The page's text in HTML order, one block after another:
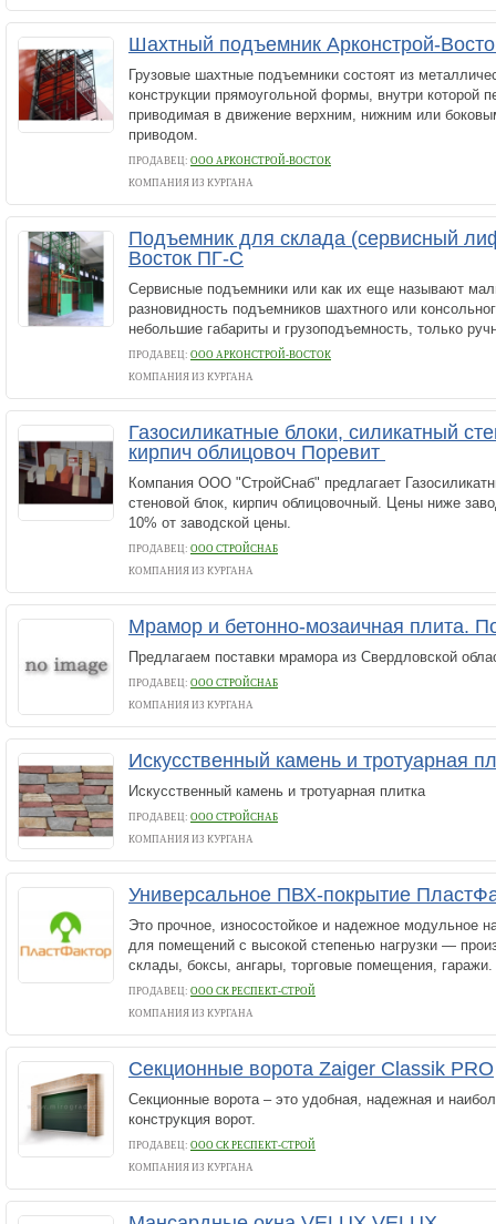
Шахтный подъемник Арконстрой-
Грузовые шахтные подъемники состоят из
конструкции прямоугольной формы, внутри которой
приводимая в движение верхним, нижним или
приводом.
ПРОДАВЕЦ: ООО АРКОНСТРОЙ-ВОСТОК
КОМПАНИЯ ИЗ КУРГАНА
Подъемник для склада (сервисный
Восток ПГ-С
Сервисные подъемники или как их еще называют
разновидность подъемников шахтного или
небольшие габариты и грузоподъемность, только
ПРОДАВЕЦ: ООО АРКОНСТРОЙ-ВОСТОК
КОМПАНИЯ ИЗ КУРГАНА
Газосиликатные блоки, силикатный
кирпич облицовоч Поревит
Компания ООО "СтройСнаб" предлагает
стеновой блок, кирпич облицовочный. Цены ниже
10% от заводской цены.
ПРОДАВЕЦ: ООО СТРОЙСНАБ
КОМПАНИЯ ИЗ КУРГАНА
Мрамор и бетонно-мозаичная плита.
Предлагаем поставки мрамора из Свердловской
ПРОДАВЕЦ: ООО СТРОЙСНАБ
КОМПАНИЯ ИЗ КУРГАНА
Искусственный камень и тротуарная
Искусственный камень и тротуарная плитка
ПРОДАВЕЦ: ООО СТРОЙСНАБ
КОМПАНИЯ ИЗ КУРГАНА
Универсальное ПВХ-покрытие
Это прочное, износостойкое и надежное модульное
для помещений с высокой степенью нагрузки —
склады, боксы, ангары, торговые помещения, гаражи.
ПРОДАВЕЦ: ООО CК РЕСПЕКТ-СТРОЙ
КОМПАНИЯ ИЗ КУРГАНА
Секционные ворота Zaiger Classik PRO
Секционные ворота – это удобная, надежная и
конструкция ворот.
ПРОДАВЕЦ: ООО CК РЕСПЕКТ-СТРОЙ
КОМПАНИЯ ИЗ КУРГАНА